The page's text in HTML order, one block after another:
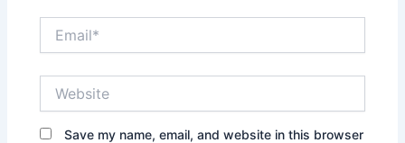
Save my name, email, and website in this browser